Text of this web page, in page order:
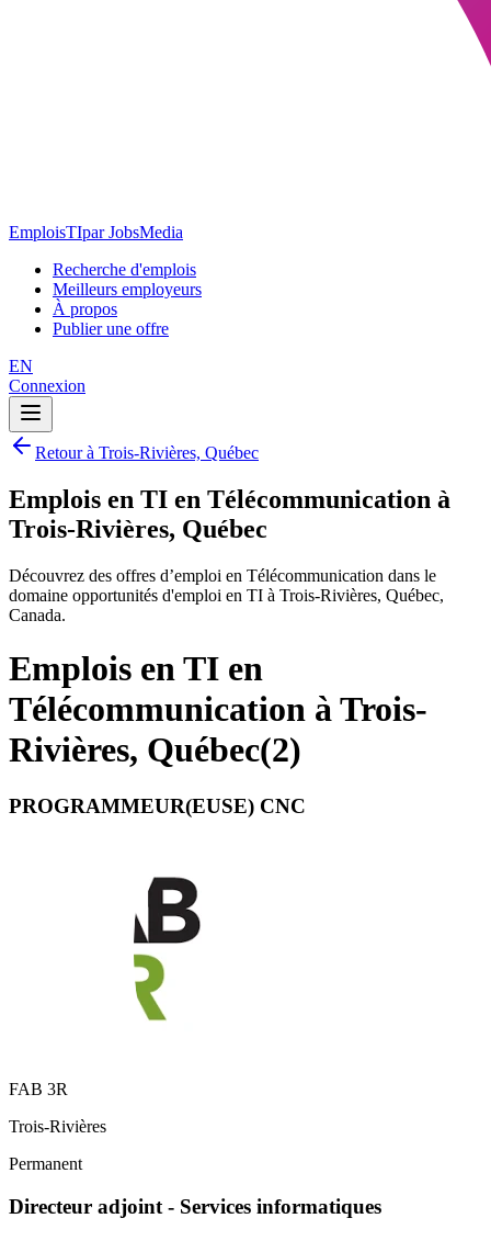
EmploisTIpar JobsMedia
Recherche d'emplois
Meilleurs employeurs
À propos
Publier une offre
EN
Connexion
Retour à Trois-Rivières, Québec
Emplois en TI en Télécommunication à
Trois-Rivières, Québec
Découvrez des offres d’emploi en Télécommunication dans le
domaine opportunités d'emploi en TI à Trois-Rivières, Québec,
Canada.
Emplois en TI en
Télécommunication à Trois-
Rivières, Québec(2)
PROGRAMMEUR(EUSE) CNC
FAB 3R
Trois-Rivières
Permanent
Directeur adjoint - Services informatiques